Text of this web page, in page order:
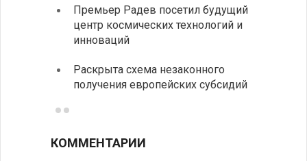
Премьер Радев посетил будущий
центр космических технологий и
инноваций
Раскрыта схема незаконного
получения европейских субсидий
КОММЕНТАРИИ